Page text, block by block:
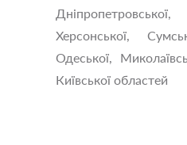
Херсонської,
Одеської,
Київської областей